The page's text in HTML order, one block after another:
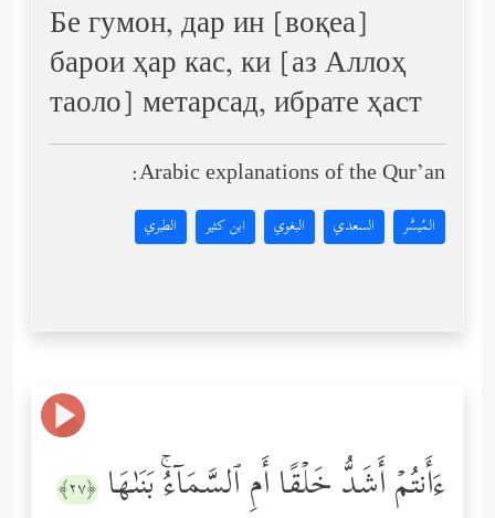
Бе гумон, дар ин [воқеа]
барои ҳар кас, ки [аз Аллоҳ
таоло] метарсад, ибрате ҳаст
Arabic explanations of the Qur’an:
المُيسَّر السعدي البغوي ابن كثير الطبري
ءَأَنتُمۡ أَشَدُّ خَلۡقًا أَمِ ٱلسَّمَاۤءُۚ بَنَىٰهَا ﴿٢٧﴾